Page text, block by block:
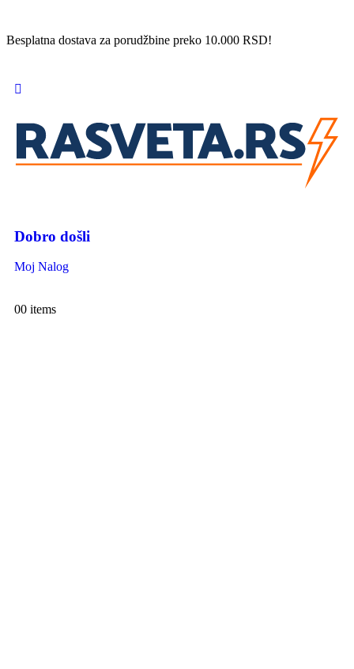
Besplatna dostava za porudžbine preko 10.000 RSD!
Dobro došli
Moj Nalog
00 items